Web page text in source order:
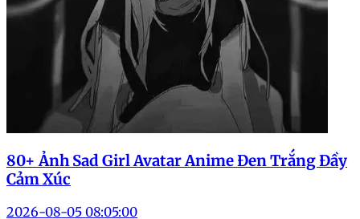
80+ Ảnh Sad Girl Avatar Anime Đen Trắng Đầy
Cảm Xúc
2026-08-05 08:05:00